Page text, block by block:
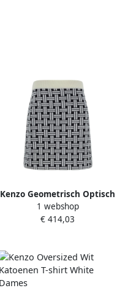
Kenzo Geometrisch Optisch
Patroon Wollen Rok Black
Dames
1 webshop
€ 414,03